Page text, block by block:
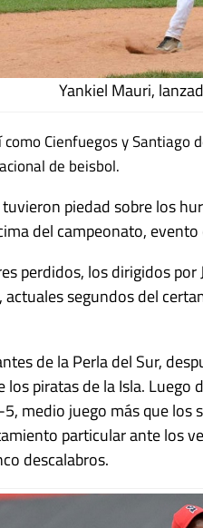
Yankiel Mauri,
Cienfuegos y
de beisbol.
piedad sobre los
del campeonato,
perdidos, los dirigidos
actuales segundos del
de la Perla del Sur,
piratas de la Isla.
medio juego más que los
particular ante los
descalabros.